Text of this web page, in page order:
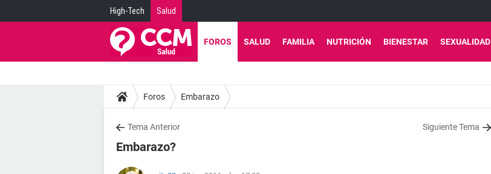
High-Tech Salud
FOROS SALUD FAMILIA NUTRICIÓN BIENESTAR SEXUALIDAD
Foros Embarazo
Tema Anterior Siguiente Tema
Embarazo?